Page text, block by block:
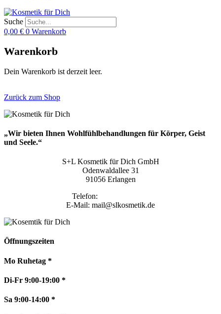
Suche
0,00 € 0 Warenkorb
Warenkorb
Dein Warenkorb ist derzeit leer.
Zurück zum Shop
„Wir bieten Ihnen Wohlfühlbehandlungen für Körper, Geist
und Seele.“
S+L Kosmetik für Dich GmbH
Odenwaldallee 31
91056 Erlangen
Telefon:
E-Mail: mail@slkosmetik.de
Öffnungszeiten
Mo Ruhetag *
Di-Fr 9:00-19:00 *
Sa 9:00-14:00 *